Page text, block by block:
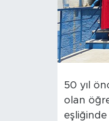
50 yıl
olan